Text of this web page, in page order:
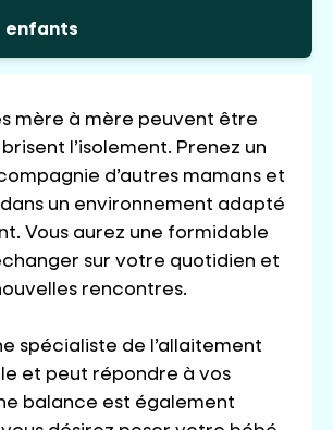
enfants
mère à mère peuvent être
l’isolement. Prenez un
d’autres mamans et
un environnement adapté
Vous aurez une formidable
sur votre quotidien et
rencontres.
spécialiste de l’allaitement
et peut répondre à vos
balance est également